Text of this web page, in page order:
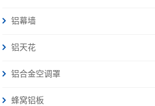
铝幕墙
铝天花
铝合金空调罩
蜂窝铝板